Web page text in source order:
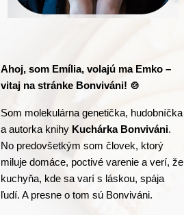
Ahoj, som Emília, volajú ma Emko –
vitaj na stránke Bonviváni! 🍲
Som molekulárna genetička, hudobníčka
a autorka knihy Kuchárka Bonviváni.
No predovšetkým som človek, ktorý
miluje domáce, poctivé varenie a verí, že
kuchyňa, kde sa varí s láskou, spája
ľudí. A presne o tom sú Bonviváni.